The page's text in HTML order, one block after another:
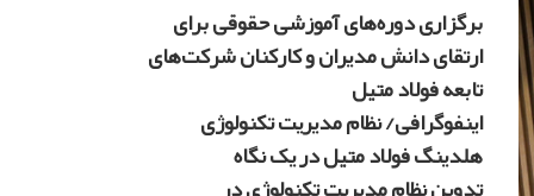
برگزاری دوره‌های آموزشی حقوقی برای
ارتقای دانش مدیران و کارکنان شرکت‌های
تابعه فولاد متیل
اینفوگرافی/ نظام مدیریت تکنولوژی
هلدینگ فولاد متیل در یک نگاه